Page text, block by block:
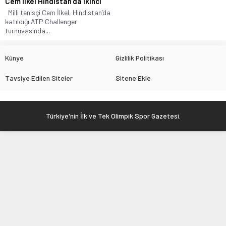
Milli tenisçi Cem İlkel, Hindistan’da
katıldığı ATP Challenger
turnuvasında...
Künye Gizlilik Politikası
Tavsiye Edilen Siteler Sitene Ekle
Türkiye'nin İlk ve Tek Olimpik Spor Gazetesi.